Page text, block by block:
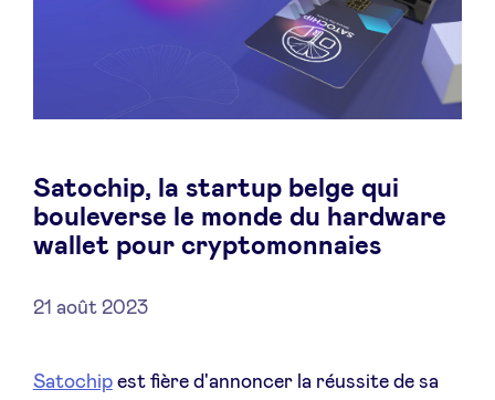
Portfolio
Agenda
À propos
Satochip, la startup belge qui
bouleverse le monde du hardware
wallet pour cryptomonnaies
21 août 2023
Satochipest fière d'annoncer la réussite de sa